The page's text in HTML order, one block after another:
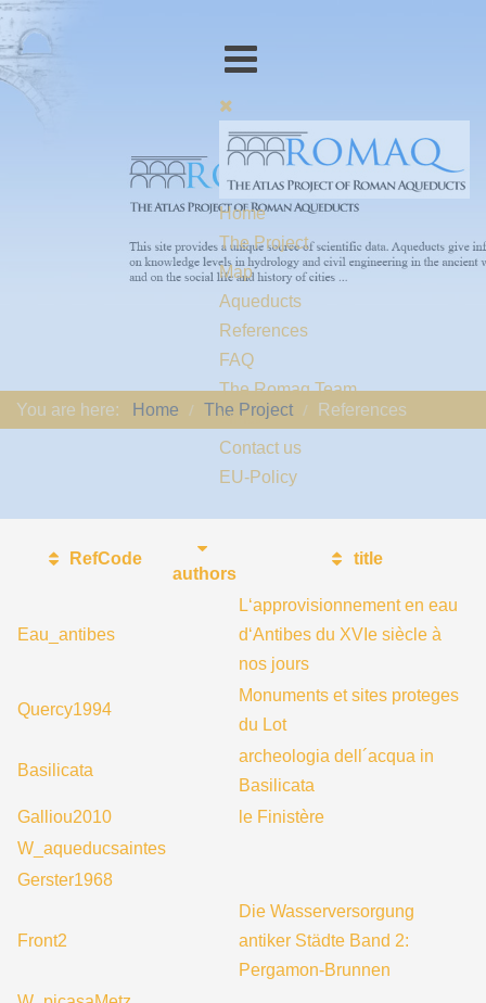
Home
The Project
Map
Aqueducts
References
FAQ
The Romaq Team
Links
Contact us
EU-Policy
You are here: Home The Project References
RefCode
authors
title
Eau_antibes
L‘approvisionnement en eau
d‘Antibes du XVIe siècle à
nos jours
Quercy1994
Monuments et sites proteges
du Lot
Basilicata
archeologia dell´acqua in
Basilicata
Galliou2010
le Finistère
W_aqueducsaintes
Gerster1968
Front2
Die Wasserversorgung
antiker Städte Band 2:
Pergamon-Brunnen